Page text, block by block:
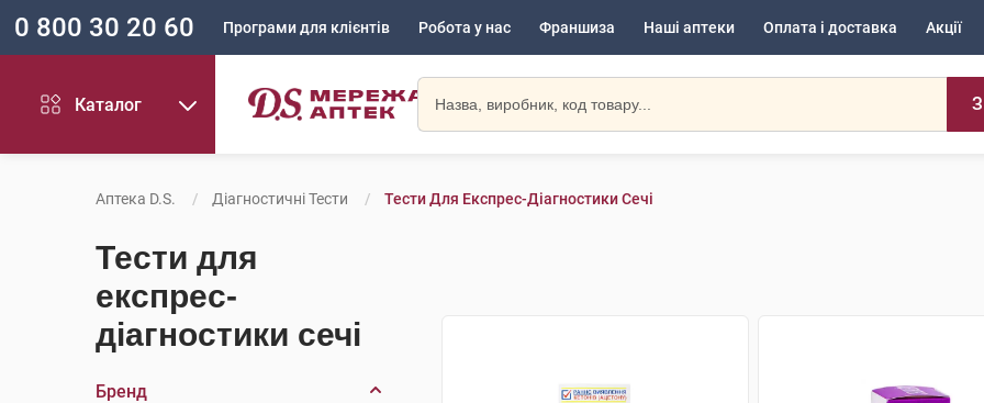
0 800 30 20 60 Програми для клієнтів Робота у нас Франшиза Наші аптеки Оплата і доставка Акції
Каталог
Аптека D.S. Діагностичні Тести Тести Для Експрес-Діагностики Сечі
Тести для
експрес-
діагностики сечі
Бренд